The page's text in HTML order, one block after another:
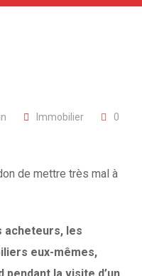
Immobilier
0
de mettre très mal à
acheteurs, les
eux-mêmes,